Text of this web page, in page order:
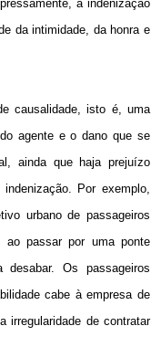
a indenização
da intimidade, da honra e
causalidade, isto é, uma
agente e o dano que se
ainda que haja prejuízo
Por exemplo,
urbano de passageiros
ao passar por uma ponte
Os passageiros
cabe à empresa de
irregularidade de contratar